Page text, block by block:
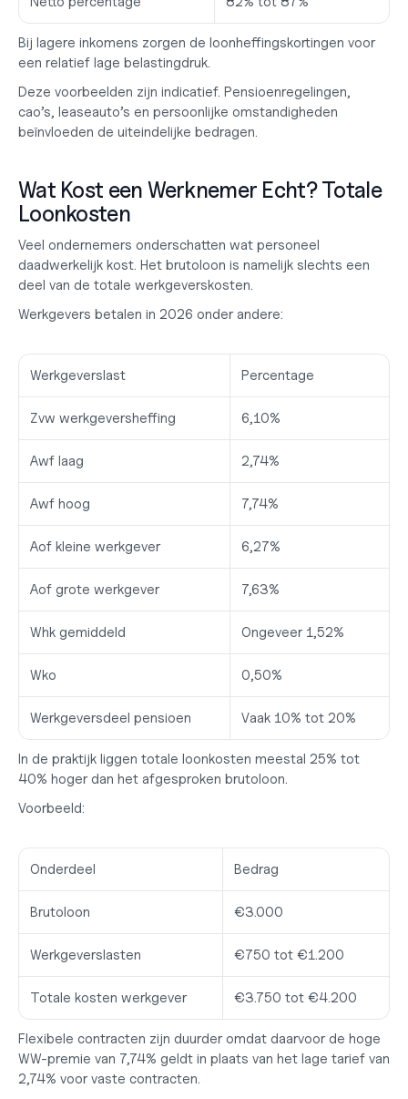
Bij lagere inkomens zorgen de loonheffingskortingen voor
een relatief lage belastingdruk.
Deze voorbeelden zijn indicatief. Pensioenregelingen,
cao’s, leaseauto’s en persoonlijke omstandigheden
beïnvloeden de uiteindelijke bedragen.
Wat Kost een Werknemer Echt? Totale
Loonkosten
Veel ondernemers onderschatten wat personeel
daadwerkelijk kost. Het brutoloon is namelijk slechts een
deel van de totale werkgeverskosten.
Werkgevers betalen in 2026 onder andere:
Werkgeverslast Percentage
Zvw werkgeversheffing 6,10%
Awf laag 2,74%
Awf hoog 7,74%
Aof kleine werkgever 6,27%
Aof grote werkgever 7,63%
Whk gemiddeld Ongeveer 1,52%
Wko 0,50%
Werkgeversdeel pensioen Vaak 10% tot 20%
In de praktijk liggen totale loonkosten meestal 25% tot
40% hoger dan het afgesproken brutoloon.
Voorbeeld:
Onderdeel Bedrag
Brutoloon €3.000
Werkgeverslasten €750 tot €1.200
Totale kosten werkgever €3.750 tot €4.200
Flexibele contracten zijn duurder omdat daarvoor de hoge
WW-premie van 7,74% geldt in plaats van het lage tarief van
2,74% voor vaste contracten.